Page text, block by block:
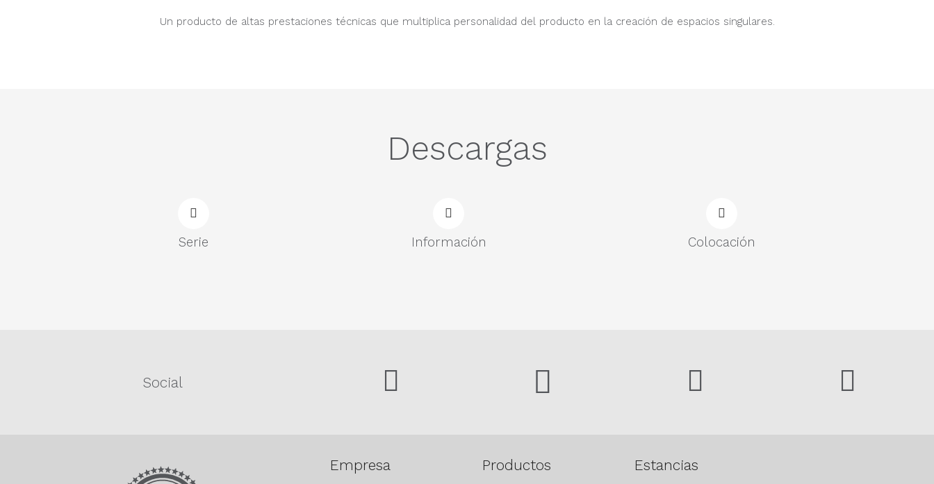
Un producto de altas prestaciones técnicas que multiplica personalidad del producto en la creación de espacios singulares.
Descargas
Serie Información Colocación
Social
Empresa Productos Estancias